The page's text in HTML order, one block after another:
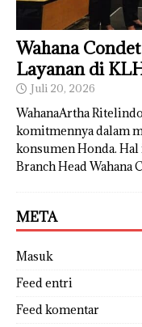
Wahana
Layanan di
Juli 20, 2026
WahanaArtha
komitmennya dalam
konsumen Honda.
Branch Head Wahana
META
Masuk
Feed entri
Feed komentar